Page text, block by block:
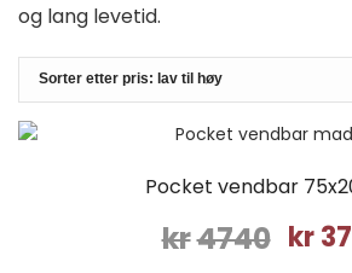
og lang levetid.
Pocket vendbar
kr4740 kr